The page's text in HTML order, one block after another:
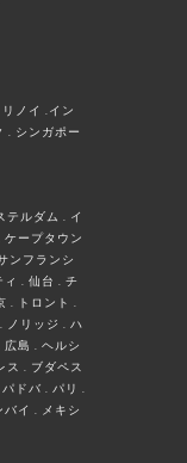
ノイ .イン
. シンガポー
テルダム . イ
ープタウン
ンフランシ
ィ . 仙台 . チ
. トロント .
ノリッジ . ハ
島 . ヘルシ
ス . ブダペス
ドバ . パリ .
イ . メキシ